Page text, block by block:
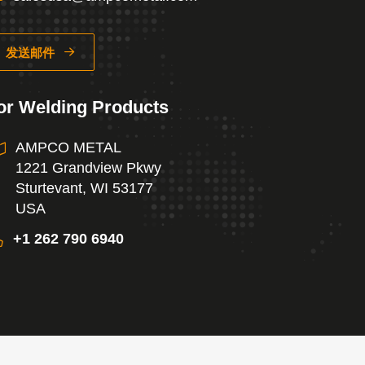
发送邮件
Welding Products
AMPCO METAL
1221 Grandview Pkwy
Sturtevant, WI 53177
USA
+1 262 790 6940